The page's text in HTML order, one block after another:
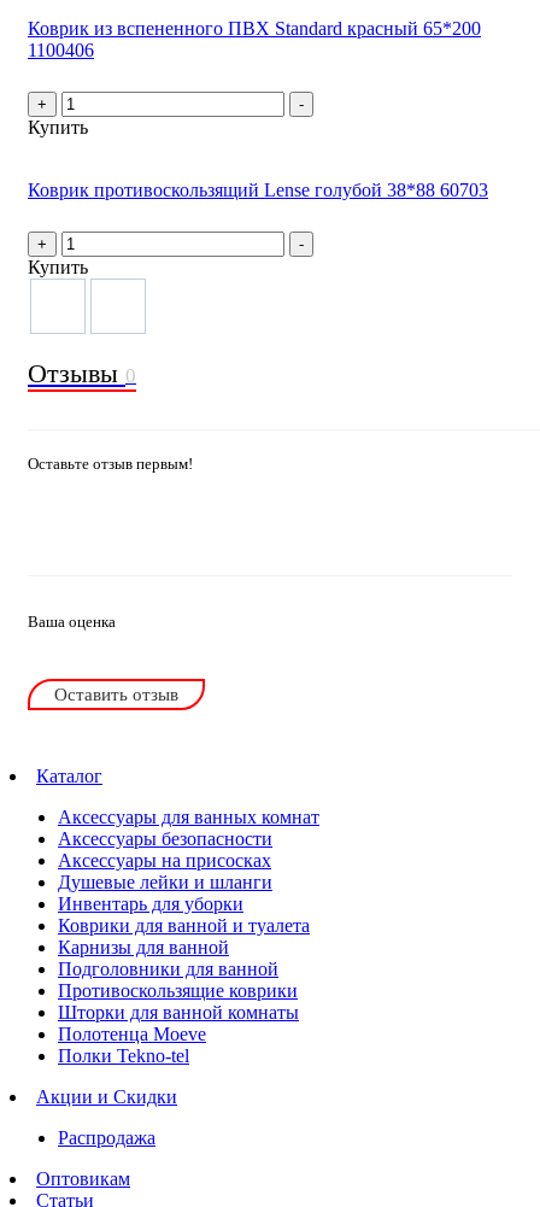
Коврик из вспененного ПВХ Standard красный 65*200
1100406
+ -
Купить
Коврик противоскользящий Lense голубой 38*88 60703
+ -
Купить
Отзывы 0
Оставьте отзыв первым!
Ваша оценка
Оставить отзыв
Каталог
Аксессуары для ванных комнат
Аксессуары безопасности
Аксессуары на присосках
Душевые лейки и шланги
Инвентарь для уборки
Коврики для ванной и туалета
Карнизы для ванной
Подголовники для ванной
Противоскользящие коврики
Шторки для ванной комнаты
Полотенца Moeve
Полки Tekno-tel
Акции и Скидки
Распродажа
Оптовикам
Статьи